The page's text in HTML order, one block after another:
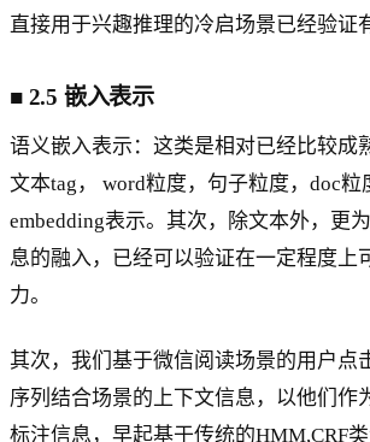
直接用于兴趣推理的冷启场景已经验证
■ 2.5 嵌入表示
语义嵌入表示：这类是相对已经比较成
文本tag， word粒度，句子粒度，doc粒
embedding表示。其次，除文本外，更
息的融入，已经可以验证在一定程度上
力。
其次，我们基于微信阅读场景的用户点
序列结合场景的上下文信息，以他们作
标注信息，早起基于传统的HMM,CRF